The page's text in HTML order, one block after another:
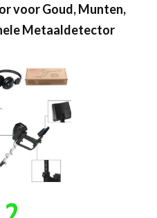
voor Goud, Munten,
Metaaldetector